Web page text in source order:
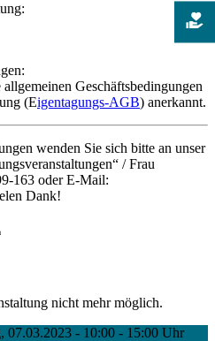
Geschäftsbedingungen
(Eigentagungs-AGB) anerkannt.
wenden Sie sich bitte an unser
/ Frau
163 oder E-Mail:
Dank!
nicht mehr möglich.
07.03.2023 - 10:00 - 15:00 Uhr